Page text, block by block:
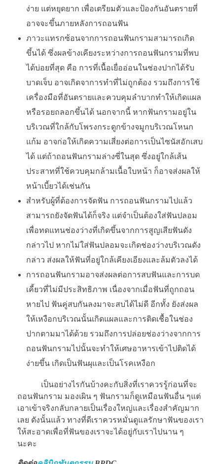
ง่าย แต่หยุดยาก เพื่อเตรียมตัวและป้องกันอันตรายที่
อาจจะขึ้นภายหลังการถอนฟัน
ภาวะแทรกซ้อนจากการถอนฟันกรามสามารถเกิด
ขึ้นได้ ซึ่งผลข้างเคียงระหว่างการถอนฟันกรามที่พบ
ได้บ่อยที่สุด คือ การที่เนื้อเยื่ออ่อนในช่องปากได้รับ
บาดเจ็บ อาจเกิดจาการทำที่ไม่ถูกต้อง รวมถึงการใช้
เครื่องมือที่อันตรายและควบคุมลำบากทำให้เกิดแผล
หรือรอยถลอกขึ้นได้ นอกจากนี้ หากฟันกรามอยู่ใน
บริเวณที่ใกล้กับโพรงกระดูกข้างจมูกบริเวณโหนก
แก้ม อาจก่อให้เกิดความเสี่ยงต่อการเป็นไซนัสอักเสบ
ได้ แต่ถ้าถอนฟันกรามล่างซี่ในสุด ซึ่งอยู่ใกล้เส้น
ประสาทที่ใช้ควบคุมกล้ามเนื้อใบหน้า ก็อาจส่งผลให้
หน้าเบี้ยวได้เช่นกัน
สำหรับผู้ที่ต้องการจัดฟัน การถอนฟันกรามไปแล้ว
สามารถยังจัดฟันได้ก็จริง แต่จำเป็นต้องใส่ฟันปลอม
เพื่อทดแทนช่องว่างที่เกิดขึ้นจากการสูญเสียฟันดัง
กล่าวไป หากไม่ใส่ฟันปลอมจะเกิดช่องว่างบริเวณดัง
กล่าว ส่งผลให้ฟันที่อยู่ใกล้เคียงเอียงและล้มตัวลงได้
การถอนฟันกรามอาจส่งผลต่อการสบฟันและการบด
เคี้ยวที่ไม่มีประสิทธิภาพ เนื่องจากเมื่อฟันที่ถูกถอน
หายไป ฟันคู่สบกันลงมาจะสบได้ไม่ดี อีกทั้ง ยังส่งผล
ให้เหงือกบริเวณนั้นเกิดแผลและการติดเชื้อในช่อง
ปากตามมาได้ด้วย รวมถึงการปล่อยช่องว่างจากการ
ถอนฟันกรามไปนั้นจะทำให้เศษอาหารเข้าไปติดได้
ง่ายขึ้น เกิดเป็นฟันผุและเป็นโรคเหงือก
เป็นอย่างไรกันบ้างคะกับสิ่งที่เราควรรู้ก่อนที่จะ
ถอนฟันกราม มองเผิน ๆ ฟันกรามก็ดูเหมือนฟันอื่น ๆแต่
เอาเข้าจริงกลับกลายเป็นเรื่องใหญ่และเรื่องสำคัญมาก
เลย ดังนั้นแล้ว ทางที่ดีเราควรหมั่นดูแลรักษาฟันของเรา
ให้สะอาดเพื่อที่ฟันของเราจะได้อยู่กับเราไปนาน ๆ
นะคะ